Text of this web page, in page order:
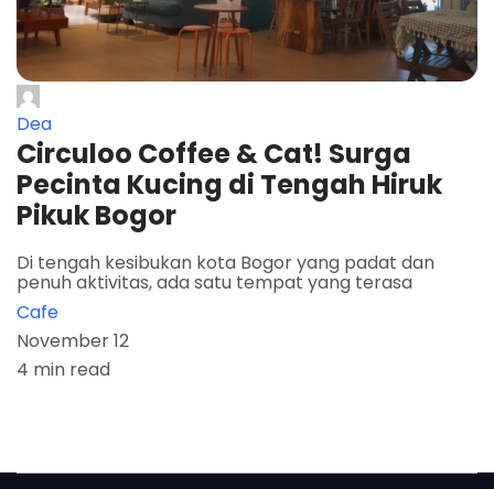
Dea
Circuloo Coffee & Cat! Surga
Pecinta Kucing di Tengah Hiruk
Pikuk Bogor
Di tengah kesibukan kota Bogor yang padat dan
penuh aktivitas, ada satu tempat yang terasa
Cafe
November 12
4 min read